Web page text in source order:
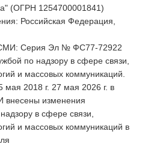
(ОГРН 1254700001841)
Российская Федерация,
Серия Эл № ФС77-72922
по надзору в сфере связи,
и массовых коммуникаций.
2018 г. 27 мая 2026 г. в
внесены изменения
в сфере связи,
и массовых коммуникаций в